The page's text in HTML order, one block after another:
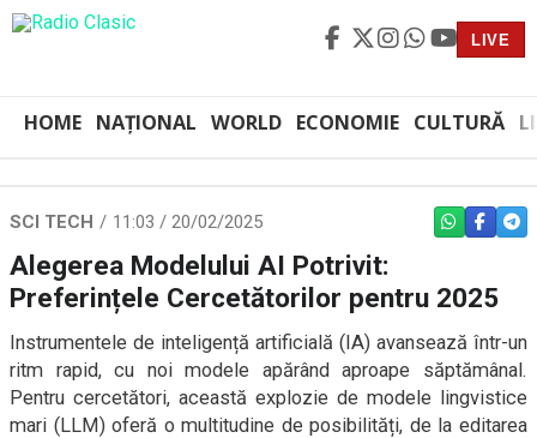
LIVE
HOME NAȚIONAL WORLD ECONOMIE CULTURĂ
SCI TECH 11:03 / 20/02/2025 WHATSAPP
Alegerea Modelului AI Potrivit:
Preferințele Cercetătorilor pentru 2025
Instrumentele de inteligență artificială (IA) avansează într-un
ritm rapid, cu noi modele apărând aproape săptămânal.
Pentru cercetători, această explozie de modele lingvistice
mari (LLM) oferă o multitudine de posibilități, de la editarea